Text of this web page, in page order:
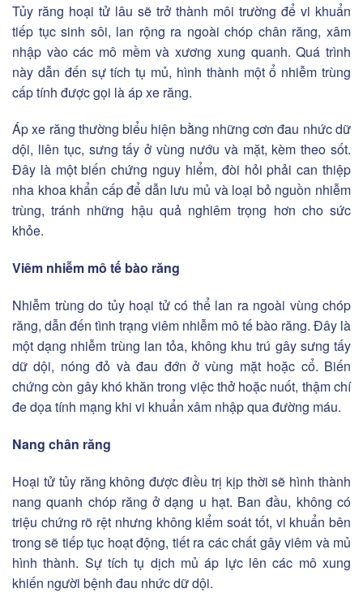
Tủy răng hoại tử lâu sẽ trở thành môi trường để vi khuẩn
tiếp tục sinh sôi, lan rộng ra ngoài chóp chân răng, xâm
nhập vào các mô mềm và xương xung quanh. Quá trình
này dẫn đến sự tích tụ mủ, hình thành một ổ nhiễm trùng
cấp tính được gọi là áp xe răng.
Áp xe răng thường biểu hiện bằng những cơn đau nhức dữ
dội, liên tục, sưng tấy ở vùng nướu và mặt, kèm theo sốt.
Đây là một biến chứng nguy hiểm, đòi hỏi phải can thiệp
nha khoa khẩn cấp để dẫn lưu mủ và loại bỏ nguồn nhiễm
trùng, tránh những hậu quả nghiêm trọng hơn cho sức
khỏe.
Viêm nhiễm mô tế bào răng
Nhiễm trùng do tủy hoại tử có thể lan ra ngoài vùng chóp
răng, dẫn đến tình trạng viêm nhiễm mô tế bào răng. Đây là
một dạng nhiễm trùng lan tỏa, không khu trú gây sưng tấy
dữ dội, nóng đỏ và đau đớn ở vùng mặt hoặc cổ. Biến
chứng còn gây khó khăn trong việc thở hoặc nuốt, thậm chí
đe dọa tính mạng khi vi khuẩn xâm nhập qua đường máu.
Nang chân răng
Hoại tử tủy răng không được điều trị kịp thời sẽ hình thành
nang quanh chóp răng ở dạng u hạt. Ban đầu, không có
triệu chứng rõ rệt nhưng không kiểm soát tốt, vi khuẩn bên
trong sẽ tiếp tục hoạt động, tiết ra các chất gây viêm và mủ
hình thành. Sự tích tụ dịch mủ áp lực lên các mô xung
khiến người bệnh đau nhức dữ dội.